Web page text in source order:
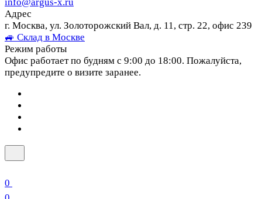
Адрес
г. Москва, ул. Золоторожский Вал, д. 11, стр. 22, офис 239
🚙 Склад в Москве
Режим работы
Офис работает по будням с 9:00 до 18:00. Пожалуйста,
предупредите о визите заранее.
0